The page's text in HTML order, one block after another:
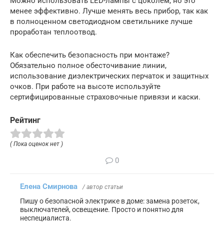
менее эффективно. Лучше менять весь прибор, так как
в полноценном светодиодном светильнике лучше
проработан теплоотвод.
Как обеспечить безопасность при монтаже?
Обязательно полное обесточивание линии,
использование диэлектрических перчаток и защитных
очков. При работе на высоте используйте
сертифицированные страховочные привязи и каски.
Рейтинг
( Пока оценок нет )
0
Елена Смирнова / автор статьи
Пишу о безопасной электрике в доме: замена розеток,
выключателей, освещение. Просто и понятно для
неспециалиста.